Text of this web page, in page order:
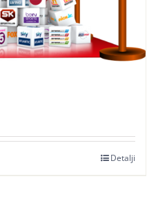
Detalji